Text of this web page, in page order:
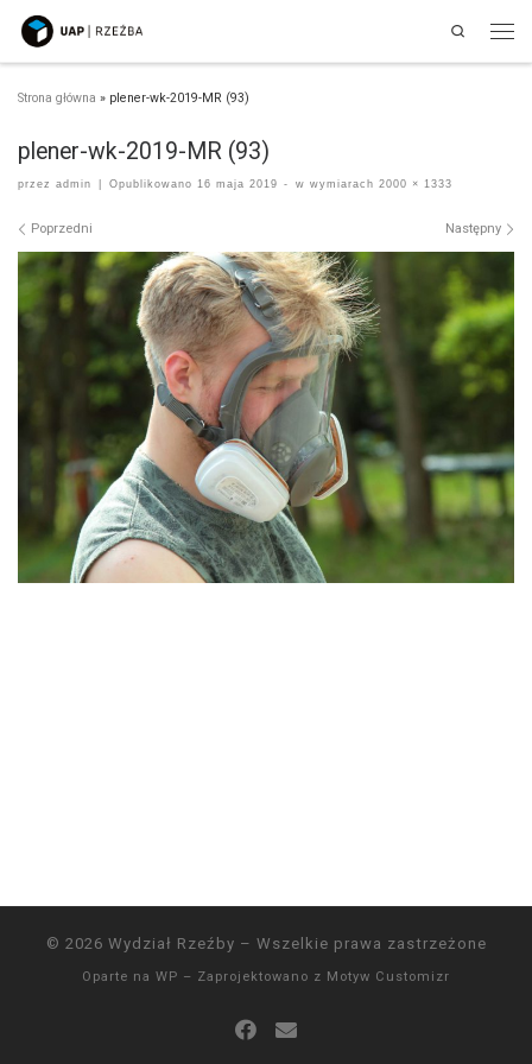
Przejdź do treści
Search
Strona główna » plener-wk-2019-MR (93)
plener-wk-2019-MR (93)
przez admin Opublikowano 16 maja 2019 - w wymiarach 2000 × 1333
Nawigacja po obrazach
Poprzedni Następny
© 2026 Wydział Rzeźby – Wszelkie prawa zastrzeżone
Oparte na WP – Zaprojektowano z Motyw Customizr